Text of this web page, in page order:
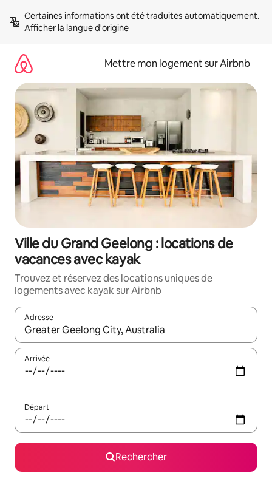
directement
Afficher la langue d'origine
Mettre mon logement sur Airbnb
Ville du Grand Geelong : locations de
vacances avec kayak
Trouvez et réservez des locations uniques de
logements avec kayak sur Airbnb
Adresse
Lorsque les résultats s'affichent, utilisez les flèches vers le
Arrivée
Départ
Rechercher